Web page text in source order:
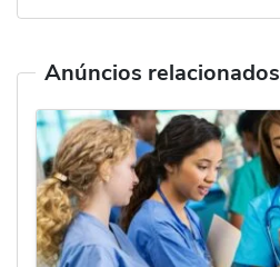
Anúncios relacionados